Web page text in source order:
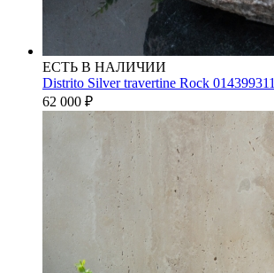
ЕСТЬ В НАЛИЧИИ
Distrito Silver travertine Rock 014399311
62 000 ₽